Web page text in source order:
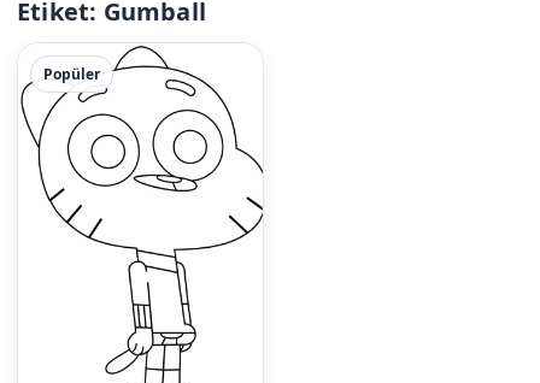
Etiket: Gumball
Popüler